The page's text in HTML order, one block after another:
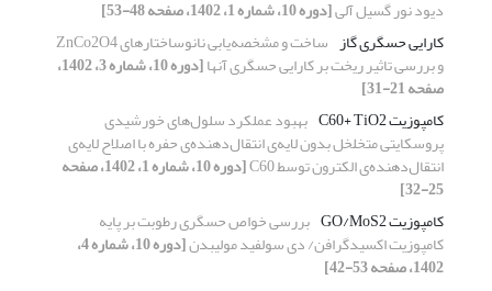
دیود نور گسیل آلی[دوره 10، شماره 1، 1402، صفحه 48-53]
کارایی حسگری گاز
ساخت و مشخصه‌یابی نانوساختارهای ZnCo2O4
و بررسی تاثیر ریخت بر کارایی حسگری آنها [دوره 10، شماره 3، 1402،
صفحه 21-31]
کامپوزیت C60+ TiO2
بهبود عملکرد سلول‌های خورشیدی
پروسکایتی متخلخل بدون لایه‌ی انتقال‌دهنده‌ی حفره با اصلاح لایه‌ی
انتقال‌دهنده‌ی الکترون توسط C60 [دوره 10، شماره 1، 1402، صفحه
25-32]
کامپوزیت GO/MoS2
بررسی خواص حسگری رطوبت بر پایه
کامپوزیت اکسیدگرافن/ دی سولفید مولیبدن [دوره 10، شماره 4،
1402، صفحه 53-42]